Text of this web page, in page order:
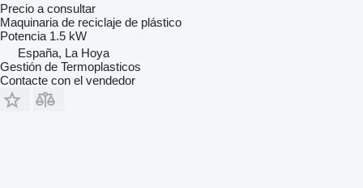
Precio a consultar
Maquinaria de reciclaje de plástico
Potencia 1.5 kW
España, La Hoya
Gestión de Termoplasticos
Contacte con el vendedor